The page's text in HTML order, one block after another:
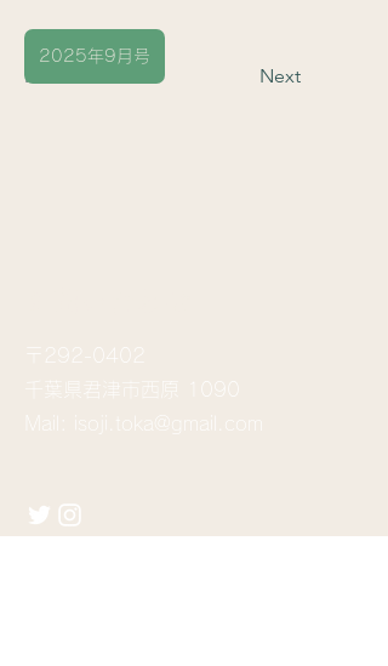
Previous Next
2025年9月号
〒292-0402
千葉県君津市西原 1090
isoji.toka@gmail.com